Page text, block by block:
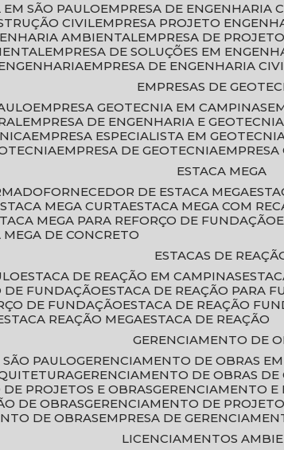
EM SÃO PAULO
EMPRESA DE ENGENHARIA
CIVIL EMPRESA PROJETO
AMBIENTAL EMPRESA DE
EMPRESA DE SOLUÇÕES EM
EMPRESA DE ENGENHARIA
EMPRESAS DE
EMPRESA GEOTECNIA EM CAMPINAS
EMPRESA DE ENGENHARIA E GEOTECNIA
EMPRESA ESPECIALISTA EM
EMPRESA DE GEOTECNIA
ESTACA MEGA
FORNECEDOR DE ESTACA MEGA
ESTACA MEGA CURTA ESTACA MEGA COM
MEGA PARA REFORÇO DE FUNDAÇÃO
MEGA DE CONCRETO
ESTACAS DE
ESTACA DE REAÇÃO EM CAMPINAS
DE FUNDAÇÃO
ESTACA DE REAÇÃO PARA
DE FUNDAÇÃO
ESTACA DE REAÇÃO
ESTACA REAÇÃO MEGA ESTACA DE REAÇÃO
GERENCIAMENTO DE
SÃO PAULO
GERENCIAMENTO DE OBRAS
GERENCIAMENTO DE OBRAS
DE PROJETOS E OBRAS
GERENCIAMENTO
DE OBRAS
GERENCIAMENTO DE
DE OBRAS
EMPRESA DE
LICENCIAMENTOS